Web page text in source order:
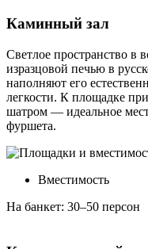
Каминный зал
Светлое пространство в
изразцовой печью в
наполняют его
легкости. К площадке
шатром — идеальное
фуршета.
Вместимость
На банкет: 30–50 персон